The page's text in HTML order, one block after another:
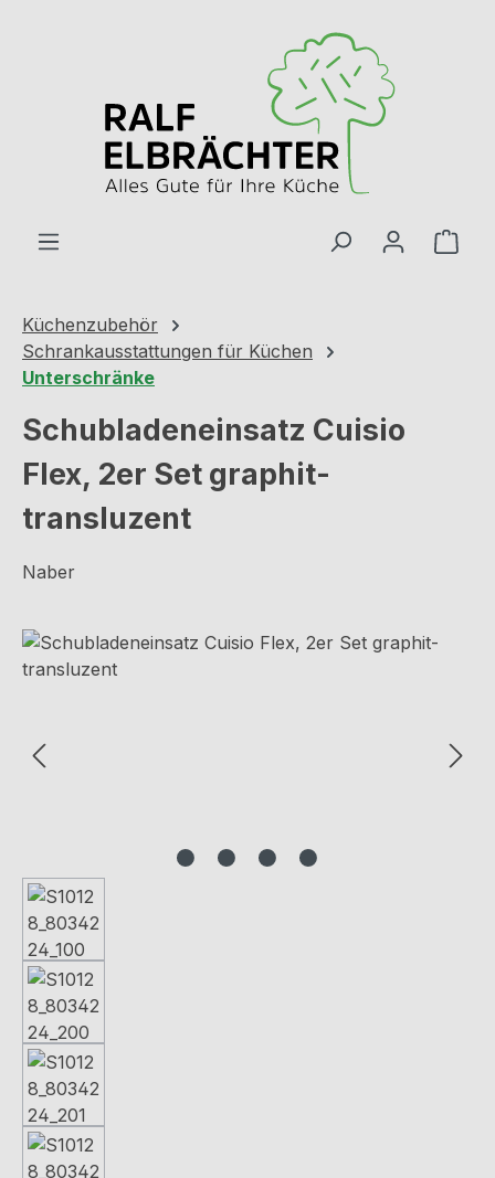
Küchenzubehör
Schrankausstattungen für Küchen
Unterschränke
Schubladeneinsatz Cuisio
Flex, 2er Set graphit-
transluzent
Naber
Bildergalerie überspringen